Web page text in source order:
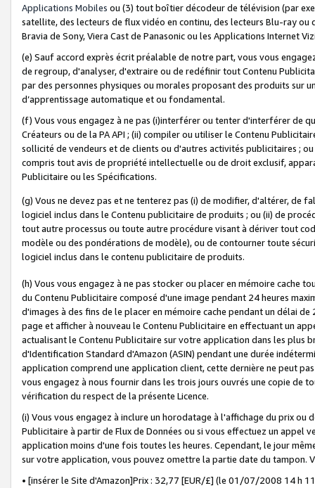
Applications Mobiles ou (3) tout boîtier décodeur de télévision (par
satellite, des lecteurs de flux vidéo en continu, des lecteurs Blu-ray
Bravia de Sony, Viera Cast de Panasonic ou les Applications Internet
(e) Sauf accord exprès écrit préalable de notre part, vous vous
de regroup, d'analyser, d'extraire ou de redéfinir tout Contenu
par des personnes physiques ou morales proposant des produits sur
d’apprentissage automatique et ou fondamental.
(f) Vous vous engagez à ne pas (i)interférer ou tenter d'interférer de
Créateurs ou de la PA API ; (ii) compiler ou utiliser le Contenu
sollicité de vendeurs et de clients ou d'autres activités publicitaires ;
compris tout avis de propriété intellectuelle ou de droit exclusif,
Publicitaire ou les Spécifications.
(g) Vous ne devez pas et ne tenterez pas (i) de modifier, d'altérer, de
logiciel inclus dans le Contenu publicitaire de produits ; ou (ii) de
tout autre processus ou toute autre procédure visant à dériver tout
modèle ou des pondérations de modèle), ou de contourner toute
logiciel inclus dans le contenu publicitaire de produits.
(h) Vous vous engagez à ne pas stocker ou placer en mémoire cache
du Contenu Publicitaire composé d'une image pendant 24 heures
d'images à des fins de le placer en mémoire cache pendant un délai
page et afficher à nouveau le Contenu Publicitaire en effectuant un
actualisant le Contenu Publicitaire sur votre application dans les plus
d'Identification Standard d'Amazon (ASIN) pendant une durée
application comprend une application client, cette dernière ne peut
vous engagez à nous fournir dans les trois jours ouvrés une copie de
vérification du respect de la présente Licence.
(i) Vous vous engagez à inclure un horodatage à l'affichage du prix
Publicitaire à partir de Flux de Données ou si vous effectuez un appel
application moins d'une fois toutes les heures. Cependant, le jour
sur votre application, vous pouvez omettre la partie date du tampon.
• [insérer le Site d'Amazon]Prix : 32,77 [EUR/£] (le 01/07/2008 14 h